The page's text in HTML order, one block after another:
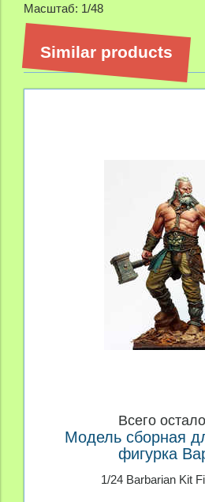
Масштаб: 1/48
Similar products
Всего
Модель сборная
фигурка
1/24 Barbarian Kit